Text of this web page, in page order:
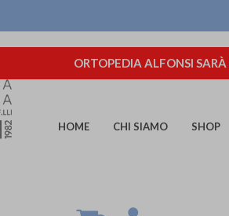
ORTOPEDIA ALFONSI
HOME CHI SIAMO SHOP